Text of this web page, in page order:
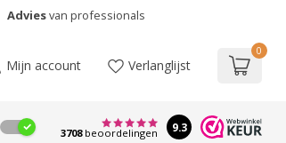
Adviesvan professionals
Mijn account Verlanglijst
0
3708beoordelingen 9.3